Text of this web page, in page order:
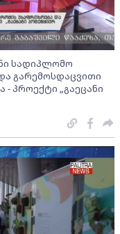
სადიპლომო
გარემოსდაცვითი
პროექტი „გაეცანი